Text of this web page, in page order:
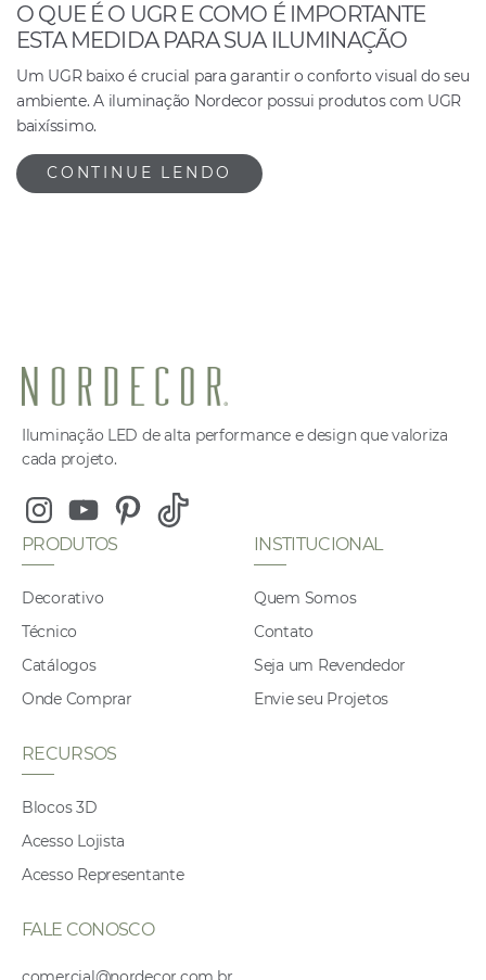
O QUE É O UGR E COMO É IMPORTANTE
ESTA MEDIDA PARA SUA ILUMINAÇÃO
Um UGR baixo é crucial para garantir o conforto visual do seu
ambiente. A iluminação Nordecor possui produtos com UGR
baixíssimo.
CONTINUE LENDO
Iluminação LED de alta performance e design que valoriza
cada projeto.
InstagramYoutubePinterest
Tiktok
PRODUTOS
Decorativo
Técnico
Catálogos
Onde Comprar
INSTITUCIONAL
Quem Somos
Contato
Seja um Revendedor
Envie seu Projetos
RECURSOS
Blocos 3D
Acesso Lojista
Acesso Representante
FALE CONOSCO